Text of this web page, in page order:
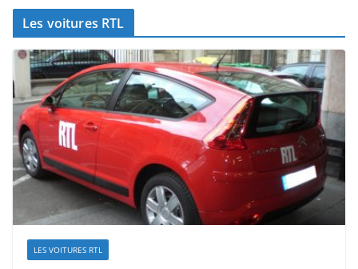
Les voitures RTL
LES VOITURES RTL